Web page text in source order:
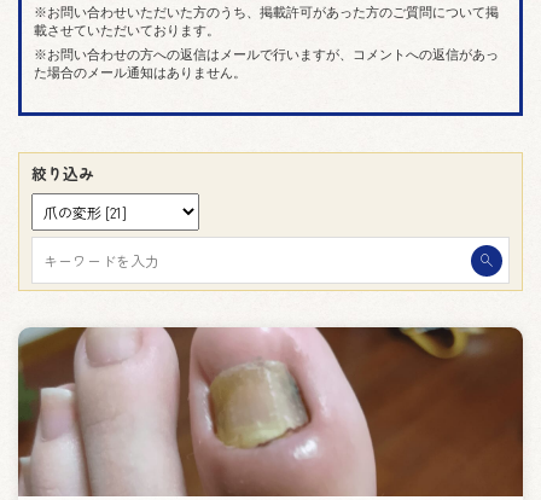
お問い合わせいただいた方のうち、掲載許可があった方のご質問について掲
載させていただいております。
お問い合わせの方への返信はメールで行いますが、コメントへの返信があっ
た場合のメール通知はありません。
絞り込み
search